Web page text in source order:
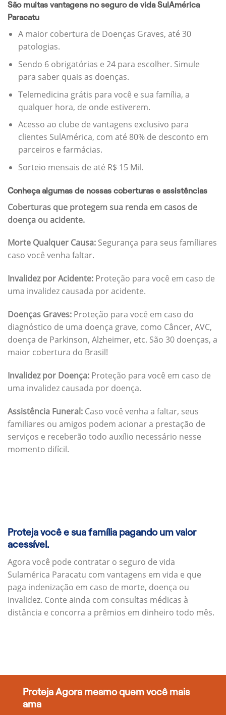
São muitas vantagens no seguro de vida SulAmérica
Paracatu
A maior cobertura de Doenças Graves, até 30
patologias.
Sendo 6 obrigatórias e 24 para escolher. Simule
para saber quais as doenças.
Telemedicina grátis para você e sua família, a
qualquer hora, de onde estiverem.
Acesso ao clube de vantagens exclusivo para
clientes SulAmérica, com até 80% de desconto em
parceiros e farmácias.
Sorteio mensais de até R$ 15 Mil.
Conheça algumas de nossas coberturas e assistências
Coberturas que protegem sua renda em casos de
doença ou acidente.
Morte Qualquer Causa: Segurança para seus famíliares
caso você venha faltar.
Invalidez por Acidente: Proteção para você em caso de
uma invalidez causada por acidente.
Doenças Graves: Proteção para você em caso do
diagnóstico de uma doença grave, como Câncer, AVC,
doença de Parkinson, Alzheimer, etc. São 30 doenças, a
maior cobertura do Brasil!
Invalidez por Doença: Proteção para você em caso de
uma invalidez causada por doença.
Assistência Funeral: Caso você venha a faltar, seus
familiares ou amigos podem acionar a prestação de
serviços e receberão todo auxílio necessário nesse
momento difícil.
Proteja você e sua família pagando um valor
acessível.
Agora você pode contratar o seguro de vida
Sulamérica Paracatu com vantagens em vida e que
paga indenização em caso de morte, doença ou
invalidez. Conte ainda com consultas médicas à
distância e concorra a prêmios em dinheiro todo mês.
Proteja Agora mesmo quem você mais
ama